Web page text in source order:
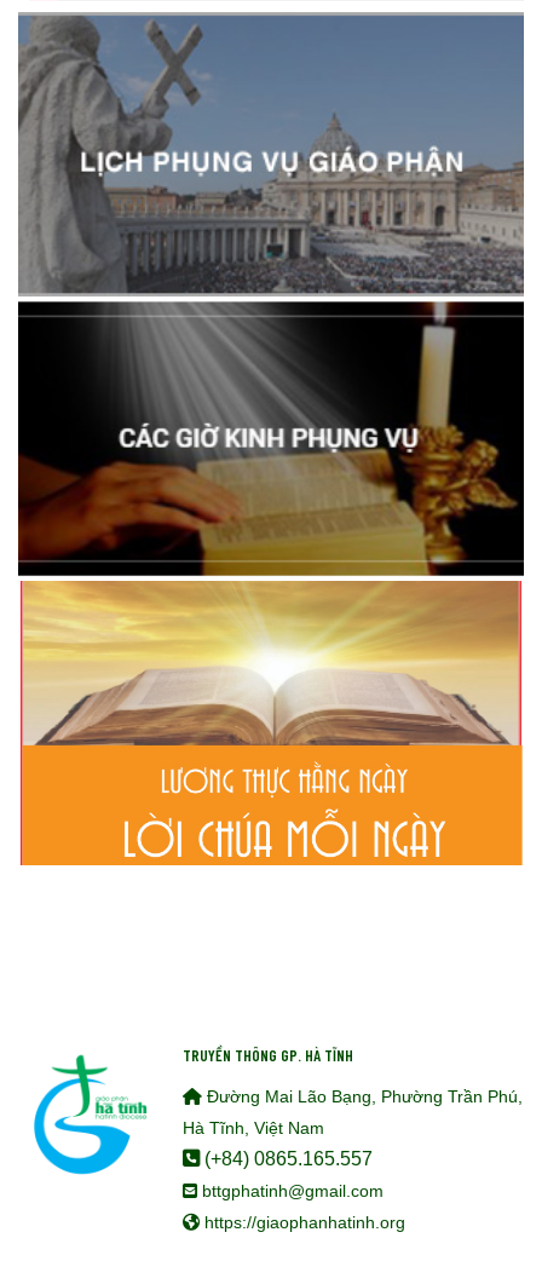
TRUYỀN THÔNG GP. HÀ TĨNH
Đường Mai Lão Bạng, Phường Trần Phú,
Hà Tĩnh, Việt Nam
(+84) 0865.165.557
bttgphatinh@gmail.com
https://giaophanhatinh.org